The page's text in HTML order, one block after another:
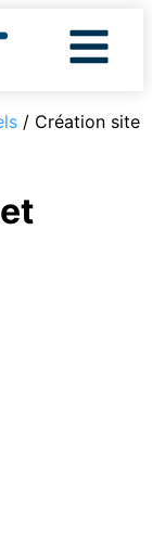
/ Création site